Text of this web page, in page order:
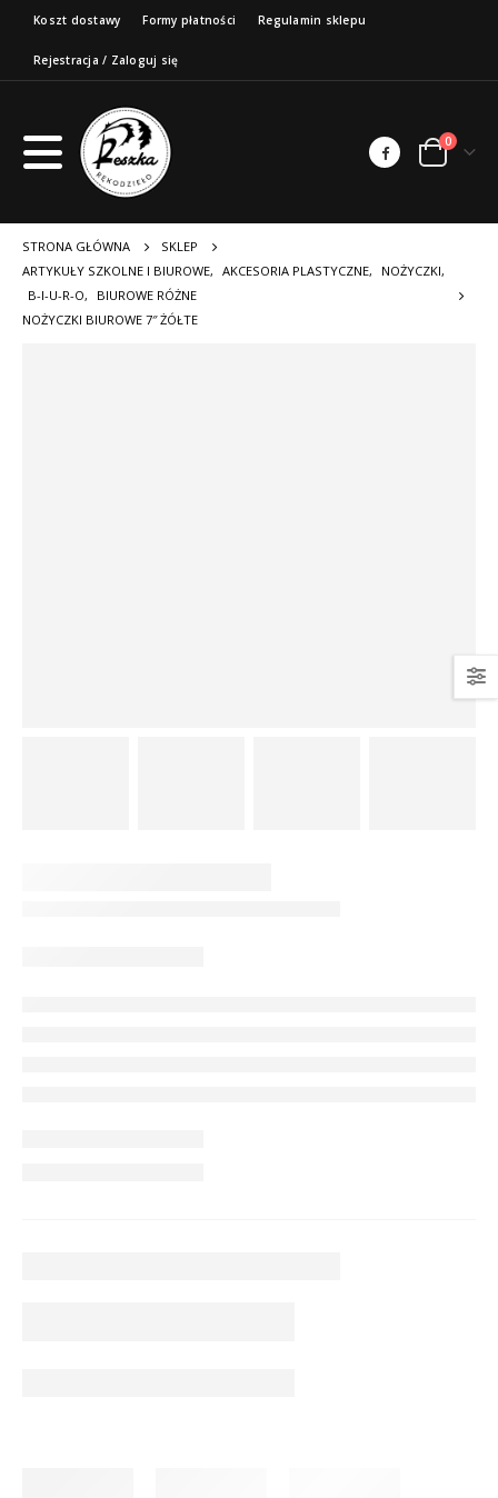
Koszt dostawy Formy płatności Regulamin sklepu
Rejestracja / Zaloguj się
0
STRONA GŁÓWNA
SKLEP
ARTYKUŁY SZKOLNE I BIUROWE, AKCESORIA PLASTYCZNE, NOŻYCZKI,
B-I-U-R-O,
BIUROWE RÓŻNE
NOŻYCZKI BIUROWE 7″ ŻÓŁTE